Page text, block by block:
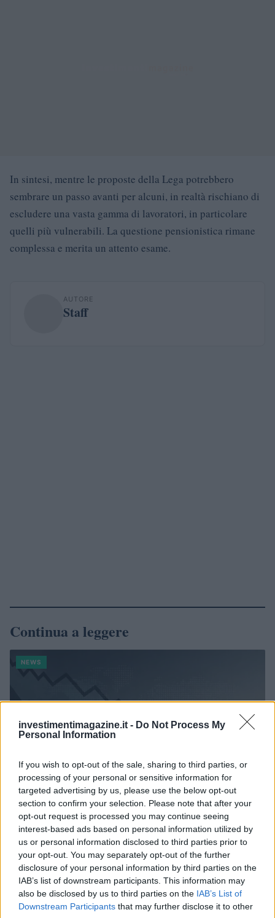
investimentimagazine.it - Do Not Process My
Personal Information
If you wish to opt-out of the sale, sharing to third parties, or
processing of your personal or sensitive information for
targeted advertising by us, please use the below opt-out
section to confirm your selection. Please note that after your
opt-out request is processed you may continue seeing
interest-based ads based on personal information utilized by
us or personal information disclosed to third parties prior to
your opt-out. You may separately opt-out of the further
disclosure of your personal information by third parties on the
IAB’s list of downstream participants. This information may
also be disclosed by us to third parties on the IAB’s List of
Downstream Participants that may further disclose it to other
In sintesi, mentre le proposte della Lega potrebbero
sembrare un passo avanti per alcuni, in realtà rischiano di
escludere una vasta gamma di lavoratori, in particolare
quelli più vulnerabili. La questione pensionistica rimane
complessa e merita un attento esame.
AUTORE
Staff
Continua a leggere
NEWS
Petrolio in calo, Brent a 88.9 USD dopo un ribasso del 8.3%
Andrea Innocenti · 7 Ago 2026